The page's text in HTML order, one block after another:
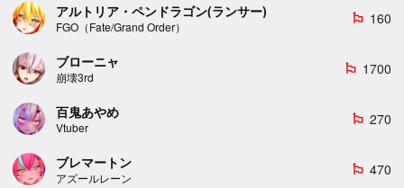
アルトリア・ペンドラゴン(ランサー)
FGO（Fate/Grand Order）
emoji_flags 160
ブローニャ
崩壊3rd
emoji_flags 1700
百鬼あやめ
Vtuber
emoji_flags 270
ブレマートン
アズールレーン
emoji_flags 470